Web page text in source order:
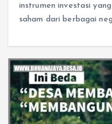
instrumen investasi
saham dari berbagai